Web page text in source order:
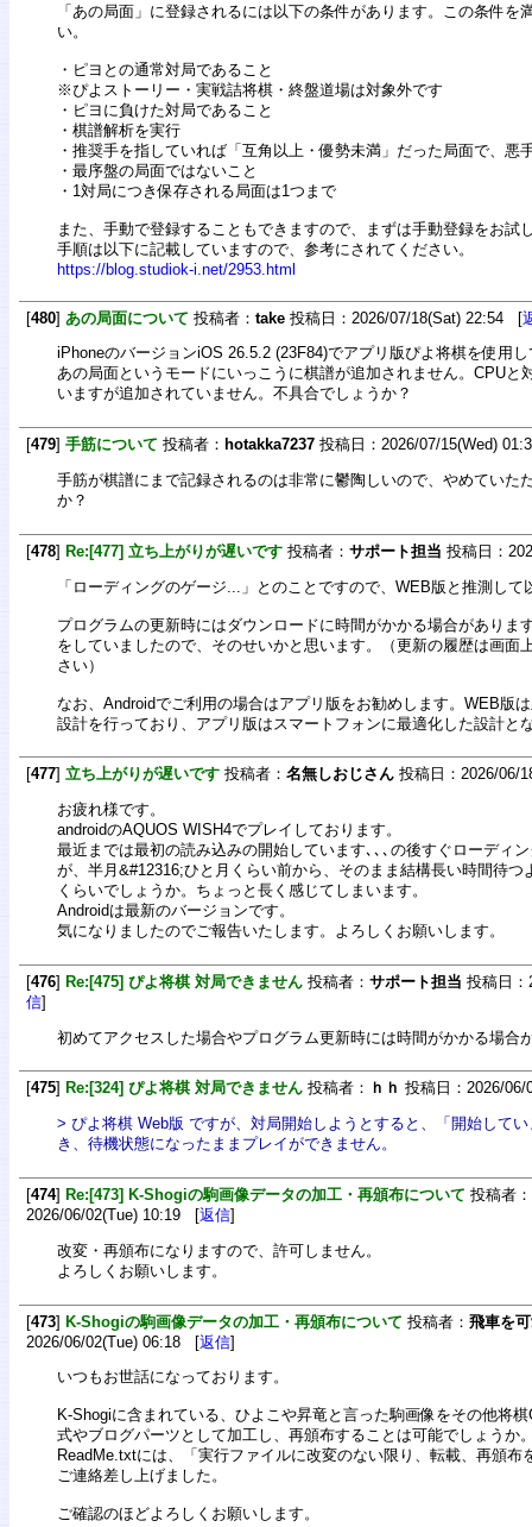
「あの局面」に登録されるには以下の条件があります。この条件を
い。
・ピヨとの通常対局であること
※ぴよストーリー・実戦詰将棋・終盤道場は対象外です
・ピヨに負けた対局であること
・棋譜解析を実行
・推奨手を指していれば「互角以上・優勢未満」だった局面で、悪
・最序盤の局面ではないこと
・1対局につき保存される局面は1つまで
また、手動で登録することもできますので、まずは手動登録をお試
手順は以下に記載していますので、参考にされてください。
https://blog.studiok-i.net/2953.html
[480] あの局面について 投稿者： take 投稿日：2026/07/18(Sat) 22:54 [
iPhoneのバージョンiOS 26.5.2 (23F84)でアプリ版ぴよ将棋を使用
あの局面というモードにいっこうに棋譜が追加されません。CPUと
いますが追加されていません。不具合でしょうか？
[479] 手筋について 投稿者： hotakka7237 投稿日：2026/07/15(Wed)
手筋が棋譜にまで記録されるのは非常に鬱陶しいので、やめていた
か？
[478] Re:[477] 立ち上がりが遅いです 投稿者： サポート担当 投稿日：
「ローディングのゲージ...」とのことですので、WEB版と推測して
プログラムの更新時にはダウンロードに時間がかかる場合がありま
をしていましたので、そのせいかと思います。（更新の履歴は画面
さい）
なお、Androidでご利用の場合はアプリ版をお勧めします。WEB版
設計を行っており、アプリ版はスマートフォンに最適化した設計と
[477] 立ち上がりが遅いです 投稿者： 名無しおじさん 投稿日：2026/06/
お疲れ様です。
androidのAQUOS WISH4でプレイしております。
最近までは最初の読み込みの開始しています､､､の後すぐローディ
が、半月&#12316;ひと月くらい前から、そのまま結構長い時間待つ
くらいでしょうか。ちょっと長く感じてしまいます。
Androidは最新のバージョンです。
気になりましたのでご報告いたします。よろしくお願いします。
[476] Re:[475] ぴよ将棋 対局できません 投稿者： サポート担当 投稿日
信]
初めてアクセスした場合やプログラム更新時には時間がかかる場合
[475] Re:[324] ぴよ将棋 対局できません 投稿者： ｈｈ 投稿日：2026/
> ぴよ将棋 Web版 ですが、対局開始しようとすると、「開始して
き、待機状態になったままプレイができません。
[474] Re:[473] K-Shogiの駒画像データの加工・再頒布について 投稿者：
2026/06/02(Tue) 10:19 [返信]
改変・再頒布になりますので、許可しません。
よろしくお願いします。
[473] K-Shogiの駒画像データの加工・再頒布について 投稿者： 飛車を
2026/06/02(Tue) 06:18 [返信]
いつもお世話になっております。
K-Shogiに含まれている、ひよこや昇竜と言った駒画像をその他将
式やブログパーツとして加工し、再頒布することは可能でしょうか
ReadMe.txtには、「実行ファイルに改変のない限り、転載、再頒布
ご連絡差し上げました。
ご確認のほどよろしくお願いします。